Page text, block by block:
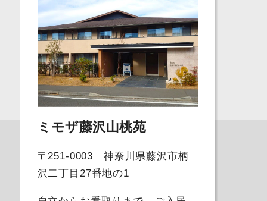
ミモザ藤沢山桃苑
〒251-0003 神奈川県藤沢市柄
沢二丁目27番地の1